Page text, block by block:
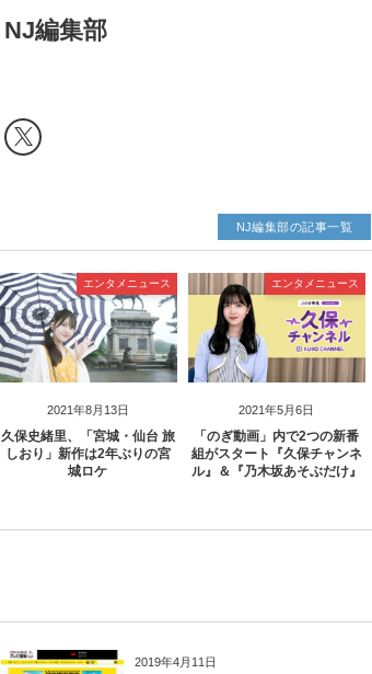
NJ編集部
2021年8月13日
エンタメニュース
久保史緒里、「宮城・仙台 旅
しおり」新作は2年ぶりの宮
城ロケ
2021年5月6日
エンタメニュース
「のぎ動画」内で2つの新番
組がスタート『久保チャンネ
ル』＆『乃木坂あそぶだけ』
NJ編集部の記事一覧
2019年4月11日